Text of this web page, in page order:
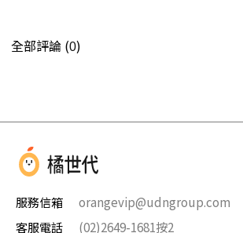
全部評論 (0)
服務信箱
orangevip@udngroup.com
客服電話
(02)2649-1681按2